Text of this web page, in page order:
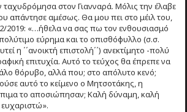
ταχυδρόμησα στον Γιανναρά. Μόλις την έλαβε
απάντησε αμέσως. Θα μου πει στο μέιλ του,
2019: «…ήθελα να σας πω τον ενθουσιασμό
εύρημα και το οπισθόφυλλο (σ.σ.
η ΄΄ανοικτή επιστολή΄΄) ανεκτίμητο -πολύ
επιτυχία. Αυτό το τεύχος θα έπρεπε να
θόρυβο, αλλά που; στο απόλυτο κενό;
αυτό το κείμενο ο Μητσοτάκης, η
το αποσιώπησαν; Καλή δύναμη, καλή
ευχαριστώ».